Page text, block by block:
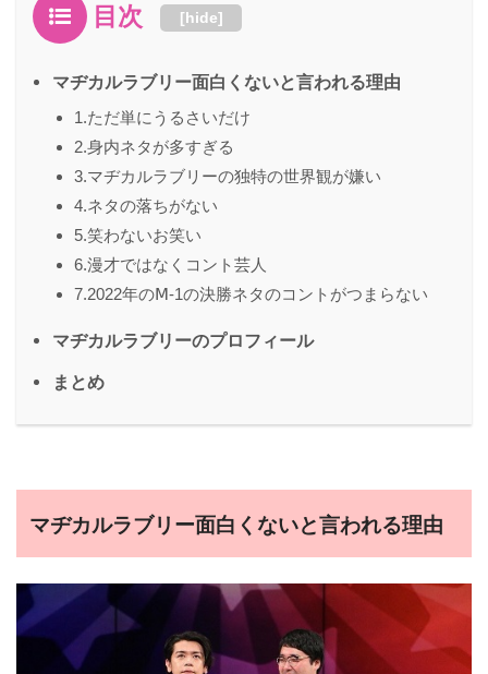
目次 [hide]
マヂカルラブリー面白くないと言われる理由
1.ただ単にうるさいだけ
2.身内ネタが多すぎる
3.マヂカルラブリーの独特の世界観が嫌い
4.ネタの落ちがない
5.笑わないお笑い
6.漫才ではなくコント芸人
7.2022年のⅯ-1の決勝ネタのコントがつまらない
マヂカルラブリーのプロフィール
まとめ
マヂカルラブリー面白くないと言われる理由